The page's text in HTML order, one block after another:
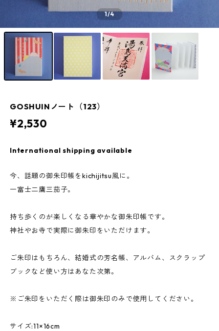
1/4
GOSHUINノート（123）
¥2,530
International shipping available
今、話題の御朱印帳をkichijitsu風に。
一富士二鷹三茄子。
持ち歩くのが楽しくなる華やかな御朱印帳です。
神社やお寺で実際に御朱印をいただけます。
ご朱印はもちろん、結婚式の芳名帳、アルバム、スクラップ
ブックなど使い方はあなた次第。
※ご朱印をいただく際は御朱印のみで使用してください。
サイズ:11×16cm